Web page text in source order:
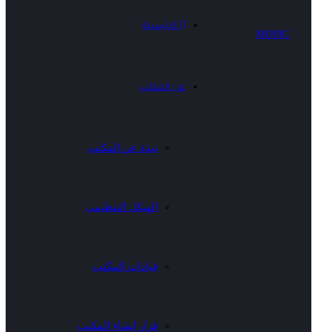
الرئيسية
عن المكتب
نبذة عن المكتب
الهيكل التنظيمى
قيادات المكتب
قرار إنشاء المكتب